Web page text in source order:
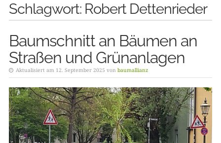
Schlagwort: Robert Dettenrieder
Baumschnitt an Bäumen an
Straßen und Grünanlagen
Aktualisiert am 12. September 2025 von baumallianz